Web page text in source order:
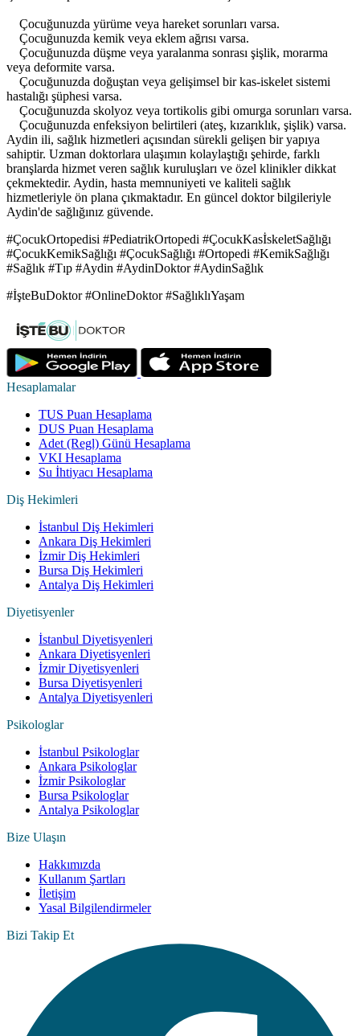
Çocuğunuzda yürüme veya hareket sorunları varsa.
Çocuğunuzda kemik veya eklem ağrısı varsa.
Çocuğunuzda düşme veya yaralanma sonrası şişlik, morarma
veya deformite varsa.
Çocuğunuzda doğuştan veya gelişimsel bir kas-iskelet sistemi
hastalığı şüphesi varsa.
Çocuğunuzda skolyoz veya tortikolis gibi omurga sorunları varsa.
Çocuğunuzda enfeksiyon belirtileri (ateş, kızarıklık, şişlik) varsa.
Aydin ili, sağlık hizmetleri açısından sürekli gelişen bir yapıya
sahiptir. Uzman doktorlara ulaşımın kolaylaştığı şehirde, farklı
branşlarda hizmet veren sağlık kuruluşları ve özel klinikler dikkat
çekmektedir. Aydin, hasta memnuniyeti ve kaliteli sağlık
hizmetleriyle ön plana çıkmaktadır. En güncel doktor bilgileriyle
Aydin'de sağlığınız güvende.
#ÇocukOrtopedisi #PediatrikOrtopedi #ÇocukKasİskeletSağlığı
#ÇocukKemikSağlığı #ÇocukSağlığı #Ortopedi #KemikSağlığı
#Sağlık #Tıp #Aydin #AydinDoktor #AydinSağlık
#İşteBuDoktor #OnlineDoktor #SağlıklıYaşam
Hesaplamalar
TUS Puan Hesaplama
DUS Puan Hesaplama
Adet (Regl) Günü Hesaplama
VKI Hesaplama
Su İhtiyacı Hesaplama
Diş Hekimleri
İstanbul Diş Hekimleri
Ankara Diş Hekimleri
İzmir Diş Hekimleri
Bursa Diş Hekimleri
Antalya Diş Hekimleri
Diyetisyenler
İstanbul Diyetisyenleri
Ankara Diyetisyenleri
İzmir Diyetisyenleri
Bursa Diyetisyenleri
Antalya Diyetisyenleri
Psikologlar
İstanbul Psikologlar
Ankara Psikologlar
İzmir Psikologlar
Bursa Psikologlar
Antalya Psikologlar
Bize Ulaşın
Hakkımızda
Kullanım Şartları
İletişim
Yasal Bilgilendirmeler
Bizi Takip Et